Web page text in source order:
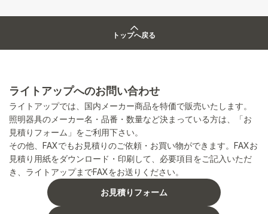
トップへ戻る
ライトアップへのお問い合わせ
ライトアップでは、国内メーカー商品を特価で販売いたします。
照明器具のメーカー名・品番・数量など決まっている方は、「お
見積りフォーム」をご利用下さい。
その他、FAXでもお見積りのご依頼・お買い物ができます。FAXお
見積り用紙をダウンロード・印刷して、必要項目をご記入いただ
き、ライトアップまでFAXをお送りください。
お見積りフォーム